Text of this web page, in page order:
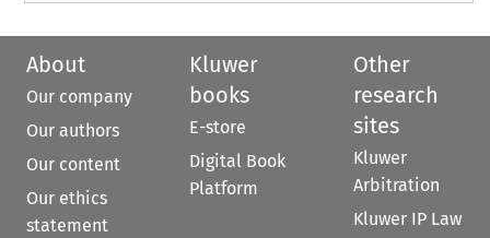
About
Our company
Our authors
Our content
Our ethics
statement
Kluwer
books
E-store
Digital Book
Platform
Other
research
sites
Kluwer
Arbitration
Kluwer IP Law